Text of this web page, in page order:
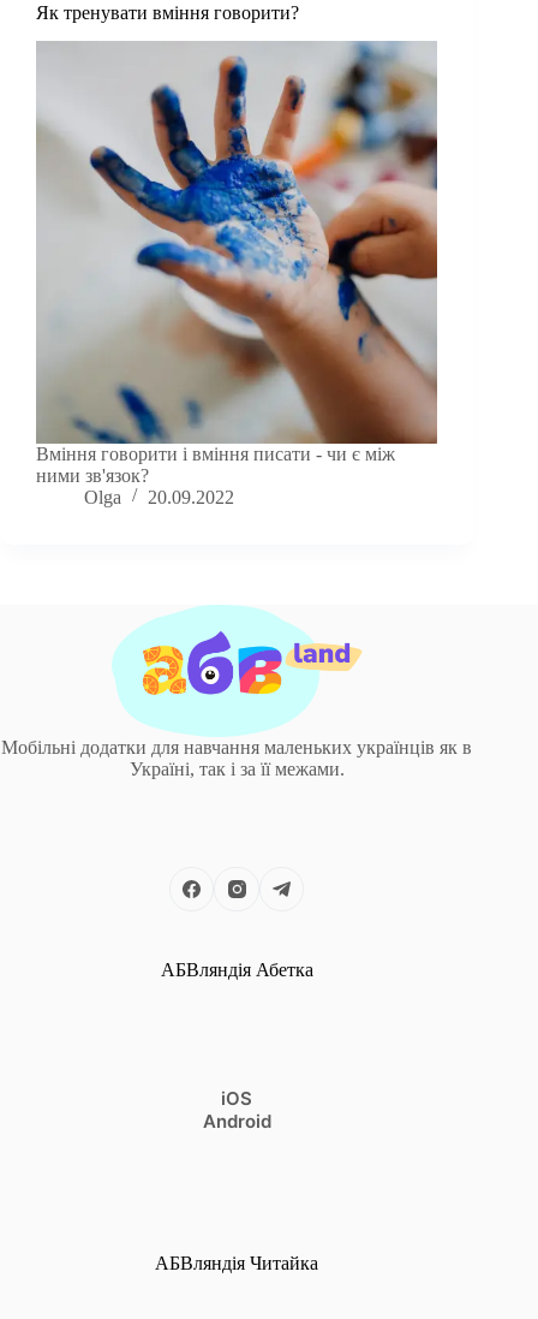
Як тренувати вміння говорити?
Вміння говорити і вміння писати - чи є між
ними зв'язок?
Olga
20.09.2022
Мобільні додатки для навчання маленьких українців як в
Україні, так і за її межами.
АБВляндія Абетка
iOS
Android
АБВляндія Читайка